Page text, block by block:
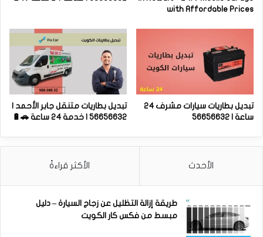
with Affordable Prices
تبديل بطاريات سيارات مشرف 24
ساعة | 56656632
تبديل بطاريات متنقل جابر الأحمد |
56656632 | خدمة 24 ساعة 🚗🔋
الأحدث الأكثر قراءةً
طريقة إزالة التظليل عن زجاج السيارة – دليل
مبسط من فكس كار الكويت